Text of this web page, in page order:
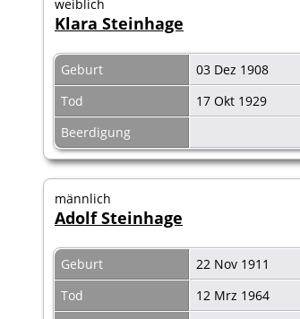
weiblich
Klara Steinhage
Geburt 03 Dez 1908
Tod
17 Okt 1929
Beerdigung
männlich
Adolf Steinhage
Geburt 22 Nov 1911
Tod
12 Mrz 1964